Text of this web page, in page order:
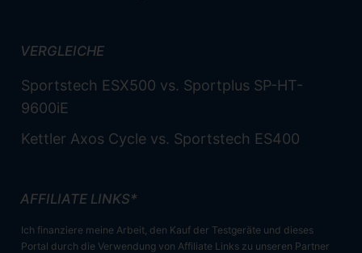
VERGLEICHE
Sportstech ESX500 vs. Sportplus SP-HT-
9600iE
Kettler Axos Cycle vs. Sportstech ES400
AFFILIATE LINKS*
Ich finanziere meine Arbeit, den Kauf der Testgeräte und dieses
Portal durch die Verwendung von Affiliate Links zu unseren Partner